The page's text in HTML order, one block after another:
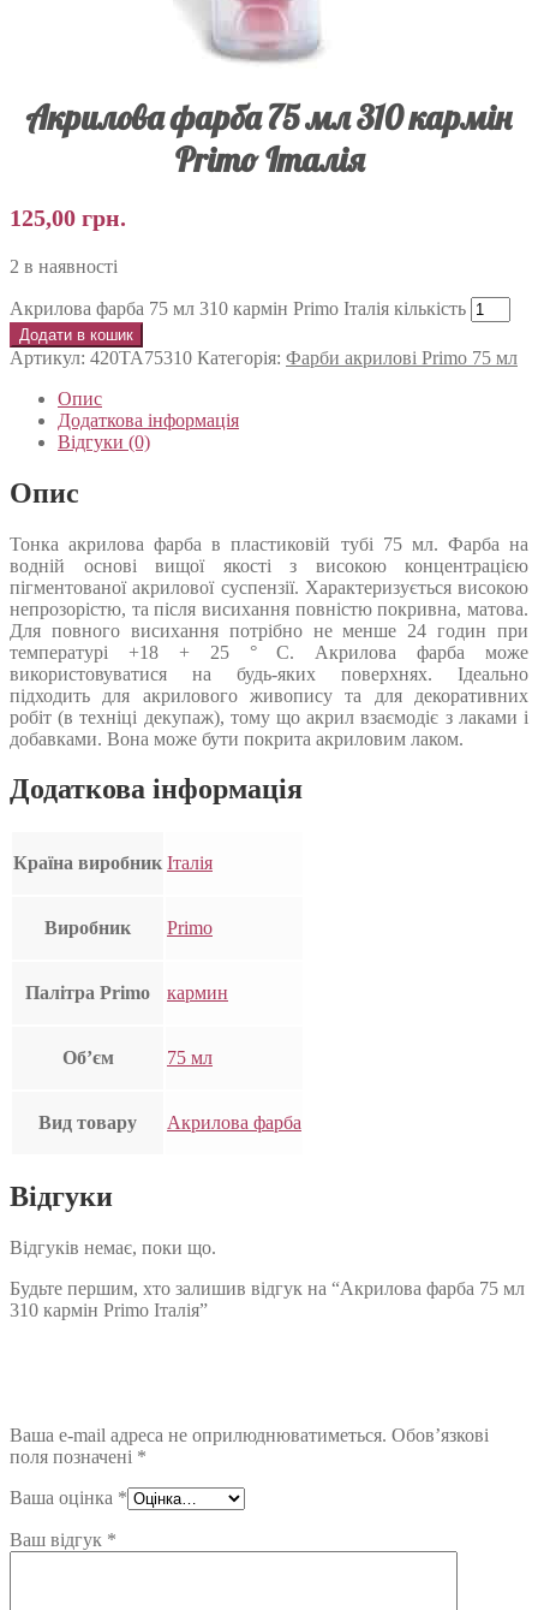
Акрилова фарба 75 мл 310 кармін
Primo Італія
125,00 грн.
2 в наявності
Акрилова фарба 75 мл 310 кармін Primo Італія кількість
Додати в кошик
Артикул: 420TA75310 Категорія: Фарби акрилові Primo 75 мл
Опис
Додаткова інформація
Відгуки (0)
Опис
Тонка акрилова фарба в пластиковій тубі 75 мл. Фарба на
водній основі вищої якості з високою концентрацією
пігментованої акрилової суспензії. Характеризується високою
непрозорістю, та після висихання повністю покривна, матова.
Для повного висихання потрібно не менше 24 годин при
температурі +18 + 25 ° С. Акрилова фарба може
використовуватися на будь-яких поверхнях. Ідеально
підходить для акрилового живопису та для декоративних
робіт (в техніці декупаж), тому що акрил взаємодіє з лаками і
добавками. Вона може бути покрита акриловим лаком.
Додаткова інформація
Країна виробник Італія
Виробник Primo
Палітра Primo кармин
Об’єм 75 мл
Вид товару Акрилова фарба
Відгуки
Відгуків немає, поки що.
Будьте першим, хто залишив відгук на “Акрилова фарба 75 мл
310 кармін Primo Італія”
Ваша e-mail адреса не оприлюднюватиметься. Обов’язкові
поля позначені *
Ваша оцінка *
Ваш відгук *